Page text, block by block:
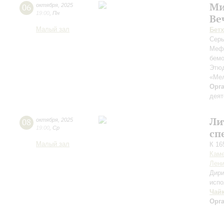
06 октября 2025
19:00 Пн
Малый зал
08 октября 2025
19:00 Ср
Малый зал
К